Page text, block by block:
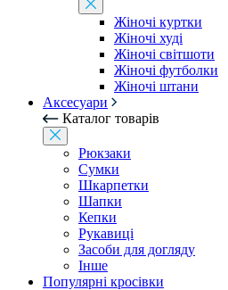
Жіночі куртки
Жіночі худі
Жіночі світшоти
Жіночі футболки
Жіночі штани
Аксесуари
Каталог товарів
Рюкзаки
Сумки
Шкарпетки
Шапки
Кепки
Рукавиці
Засоби для догляду
Інше
Популярні кросівки